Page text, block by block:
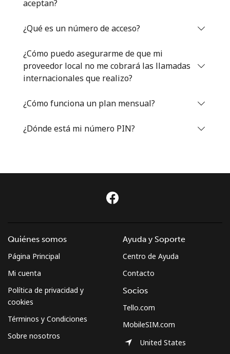
aceptan?
¿Qué es un número de acceso?
¿Cómo puedo asegurarme de que mi
proveedor local no me cobrará las llamadas
internacionales que realizo?
¿Cómo funciona un plan mensual?
¿Dónde está mi número PIN?
Quiénes somos
Página Principal
Mi cuenta
Política de privacidad y
cookies
Términos y Condiciones
Sobre nosotros
Ayuda y Soporte
Centro de Ayuda
Contacto
Socios
Tello.com
MobileSIM.com
United States